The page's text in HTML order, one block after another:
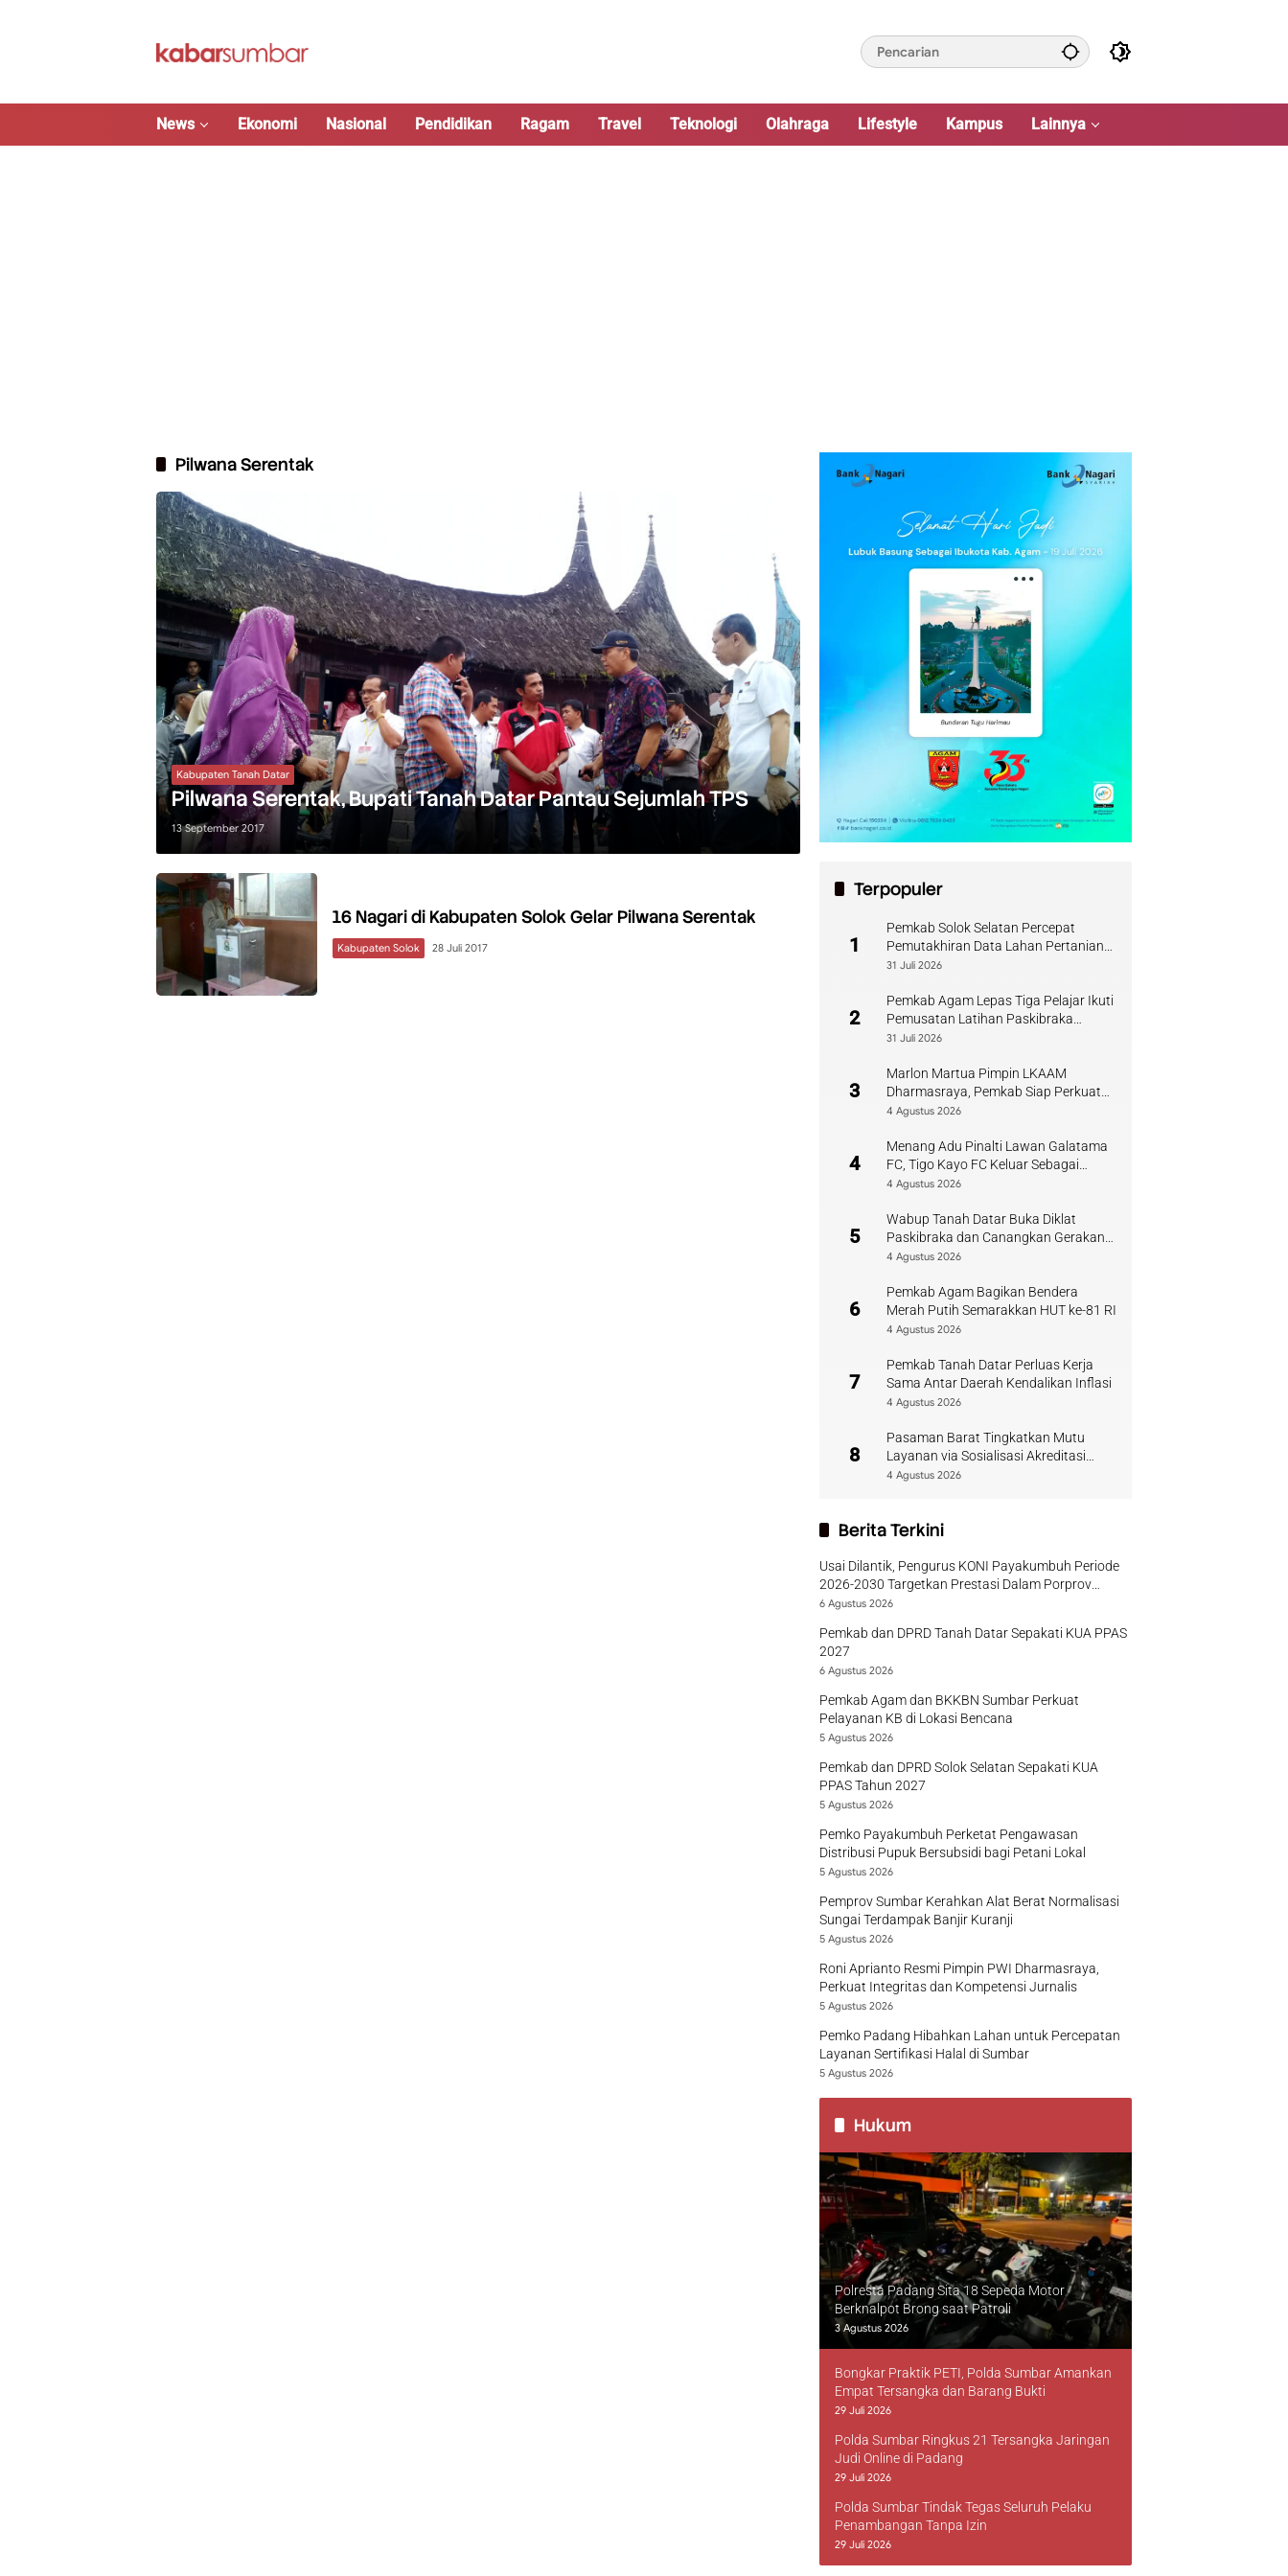
News Ekonomi Nasional Pendidikan Ragam Travel Teknologi Olahraga Lifestyle Kampus Lainnya
Pilwana Serentak
Kabupaten Tanah Datar
Pilwana Serentak, Bupati Tanah Datar Pantau Sejumlah TPS
13 September 2017
16 Nagari di Kabupaten Solok Gelar Pilwana Serentak
Kabupaten Solok 28 Juli 2017
Terpopuler
1
Pemkab Solok Selatan Percepat
Pemutakhiran Data Lahan Pertanian
Pangan Berkelanjutan
31 Juli 2026
2
Pemkab Agam Lepas Tiga Pelajar Ikuti
Pemusatan Latihan Paskibraka
Sumbar
31 Juli 2026
3
Marlon Martua Pimpin LKAAM
Dharmasraya, Pemkab Siap Perkuat
Sinergi Adat
4 Agustus 2026
4
Menang Adu Pinalti Lawan Galatama
FC, Tigo Kayo FC Keluar Sebagai
Juara Piala Walikota Payakumbuh
4 Agustus 2026
5
Wabup Tanah Datar Buka Diklat
Paskibraka dan Canangkan Gerakan
Bendera
4 Agustus 2026
6
Pemkab Agam Bagikan Bendera
Merah Putih Semarakkan HUT ke-81 RI
4 Agustus 2026
7
Pemkab Tanah Datar Perluas Kerja
Sama Antar Daerah Kendalikan Inflasi
4 Agustus 2026
8
Pasaman Barat Tingkatkan Mutu
Layanan via Sosialisasi Akreditasi
Perpustakaan 2026
4 Agustus 2026
Berita Terkini
Usai Dilantik, Pengurus KONI Payakumbuh Periode
2026-2030 Targetkan Prestasi Dalam Porprov
Sumbar
6 Agustus 2026
Pemkab dan DPRD Tanah Datar Sepakati KUA PPAS
2027
6 Agustus 2026
Pemkab Agam dan BKKBN Sumbar Perkuat
Pelayanan KB di Lokasi Bencana
5 Agustus 2026
Pemkab dan DPRD Solok Selatan Sepakati KUA
PPAS Tahun 2027
5 Agustus 2026
Pemko Payakumbuh Perketat Pengawasan
Distribusi Pupuk Bersubsidi bagi Petani Lokal
5 Agustus 2026
Pemprov Sumbar Kerahkan Alat Berat Normalisasi
Sungai Terdampak Banjir Kuranji
5 Agustus 2026
Roni Aprianto Resmi Pimpin PWI Dharmasraya,
Perkuat Integritas dan Kompetensi Jurnalis
5 Agustus 2026
Pemko Padang Hibahkan Lahan untuk Percepatan
Layanan Sertifikasi Halal di Sumbar
5 Agustus 2026
Hukum
Polresta Padang Sita 18 Sepeda Motor
Berknalpot Brong saat Patroli
3 Agustus 2026
Bongkar Praktik PETI, Polda Sumbar Amankan
Empat Tersangka dan Barang Bukti
29 Juli 2026
Polda Sumbar Ringkus 21 Tersangka Jaringan
Judi Online di Padang
29 Juli 2026
Polda Sumbar Tindak Tegas Seluruh Pelaku
Penambangan Tanpa Izin
29 Juli 2026